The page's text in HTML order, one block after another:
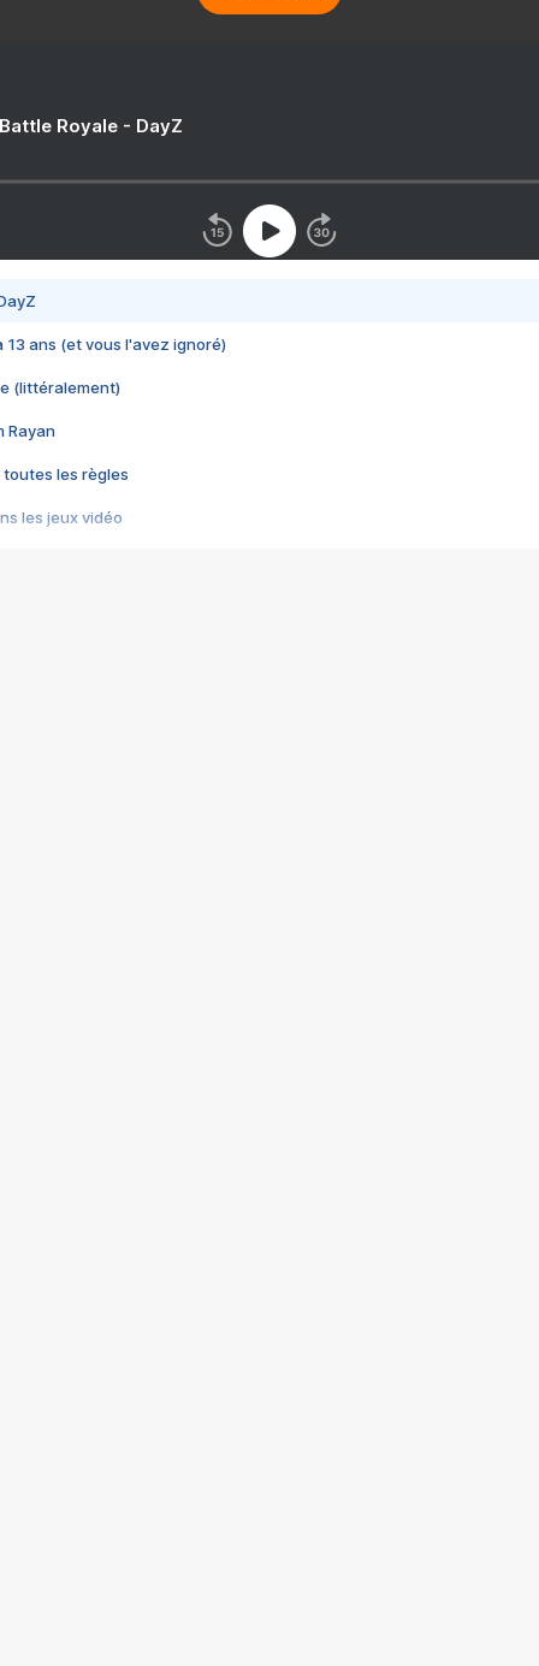
Royale - DayZ
13 ans (et vous l'avez ignoré)
(littéralement)
Rayan
toutes les règles
les jeux vidéo